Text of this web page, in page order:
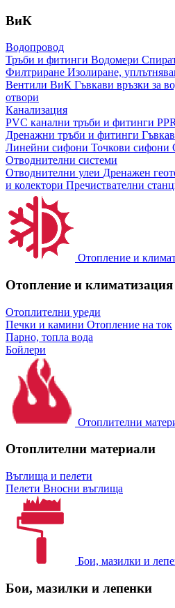
ВиК
Водопровод
Тръби и фитинги Водомери
Филтриране Изолиране,
Вентили ВиК Гъвкави връзки за
отвори
Канализация
PVC канални тръби и фитинги
Дренажни тръби и фитинги
Линейни сифони Точкови сифони
Отводнителни системи
Отводнителни улеи Дренажен
и колектори Пречиствателни
Отопление и
Отопление и климатизация
Отоплителни уреди
Печки и камини Отопление на ток
Парно, топла вода
Бойлери
Отоплителни
Отоплителни материали
Въглища и пелети
Пелети Вносни въглища
Бои, мазилки и
Бои, мазилки и лепенки